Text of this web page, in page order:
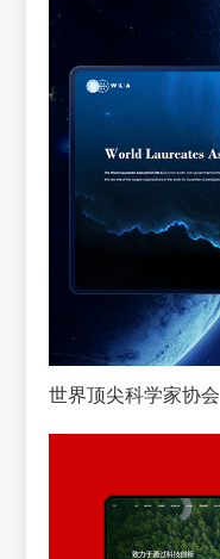
世界顶尖科学家协会